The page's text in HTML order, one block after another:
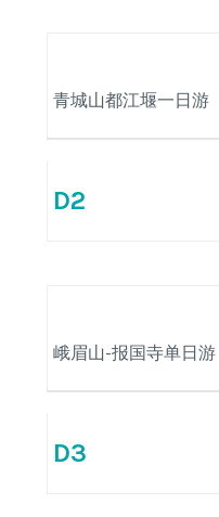
青城山都江堰一日游
D2
峨眉山-报国寺单日游
D3